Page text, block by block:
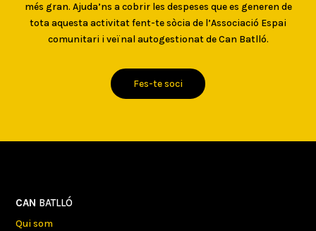
més gran. Ajuda’ns a cobrir les despeses que es generen de
tota aquesta activitat fent-te sòcia de l’Associació Espai
comunitari i veïnal autogestionat de Can Batlló.
Fes-te soci
CAN BATLLÓ
Qui som